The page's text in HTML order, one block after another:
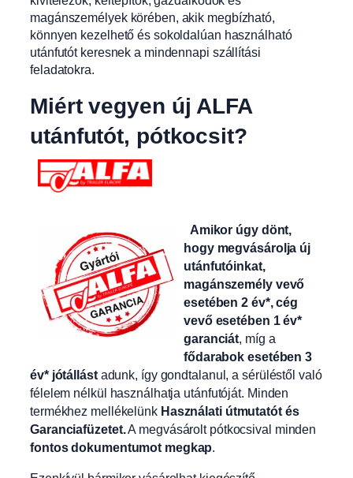
magánszemélyek körében, akik megbízható,
könnyen kezelhető és sokoldalúan használható
utánfutót keresnek a mindennapi szállítási
feladatokra.
Miért vegyen új ALFA
utánfutót, pótkocsit?
Amikor úgy dönt,
hogy megvásárolja új
utánfutóinkat,
magánszemély vevő
esetében 2 év*, cég
vevő esetében 1 év*
garanciát, míg a
fődarabok esetében 3
év* jótállástadunk, így gondtalanul, a sérüléstől való
félelem nélkül használhatja utánfutóját. Minden
termékhez mellékelünk Használati útmutatót és
Garanciafüzetet.A megvásárolt pótkocsival minden
fontos dokumentumot megkap.